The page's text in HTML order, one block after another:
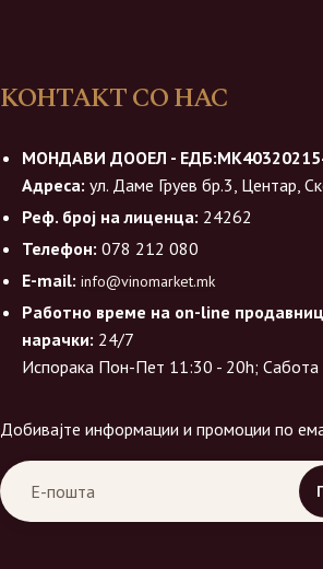
КОНТАКТ СО НАС
МОНДАВИ ДООЕЛ -
Адреса: ул. Даме Груев бр.3, Центар,
Реф. број на лиценца: 24262
Телефон: 078 212 080
E-mail: info@vinomarket.mk
Работно време на on-line
нарачки: 24/7
Испорака Пон-Пет 11:30 - 20h;
Добивајте информации и промоции по